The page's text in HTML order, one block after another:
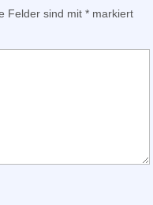
Felder sind mit * markiert